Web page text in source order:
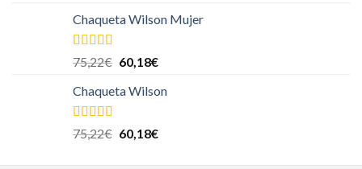
Chaqueta Wilson Mujer
Valorado en
5.00
75,22€ 60,18€
Chaqueta Wilson
Valorado en
5.00
75,22€ 60,18€